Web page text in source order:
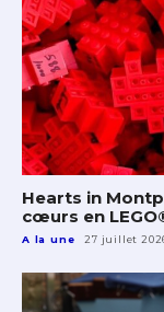
Hearts in
cœurs en
A la une 27 juillet